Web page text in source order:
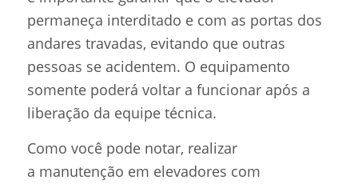
permaneça interditado e com as portas dos
andares travadas, evitando que outras
pessoas se acidentem. O equipamento
somente poderá voltar a funcionar após a
liberação da equipe técnica.
Como você pode notar, realizar
a manutenção em elevadores com